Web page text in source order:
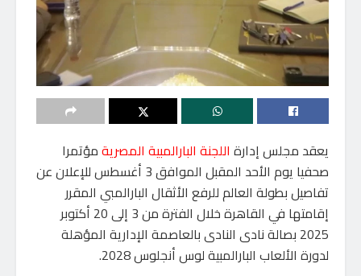
يعقد مجلس إدارة اللجنة البارالمبية المصريةمؤتمرا
صحفيا يوم الأحد المقبل الموافق 3 أغسطس للإعلان عن
تفاصيل بطولة العالم للرفع الأثقال البارالمبي المقرر
إقامتها في القاهرة خلال الفترة من 3 إلى 20 أكتوبر
2025 بصالة نادى النادى بالعاصمة الإدارية المؤهلة
لدورة الألعاب البارالمبية لوس أنجلوس 2028.